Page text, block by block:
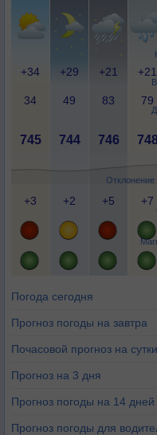
+34 +29 +21 +21
34 49 83 79
745 744 746
+3 +2 +5 +7
Погода сегодня
Прогноз погоды на завтра
Почасовой прогноз на сутки
Прогноз на 3 дня
Прогноз погоды на 14 дней
Прогноз погоды для